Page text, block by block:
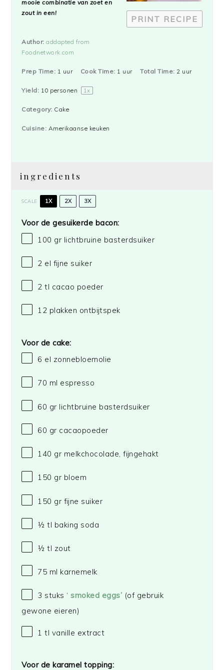
PRINT RECIPE
mooie combinatie van zoet en
zout in een!
Author: addapted from
Foodnetwork.com
Prep Time: 1 uur Cook Time: 1 uur Total Time: 2 uur
Yield: 10 personen 1x
Category: Cake
Cuisine: Amerikaanse keuken
ingredients
SCALE 1X 2X 3X
Voor de gesuikerde bacon:
100 gr lichtbruine basterdsuiker
2 el fijne suiker
2 tl cacao poeder
12 plakken ontbijtspek
Voor de cake:
6 el zonnebloemolie
70 ml espresso
60 gr lichtbruine basterdsuiker
60 gr cacaopoeder
140 gr melkchocolade, fijngehakt
150 gr bloem
150 gr fijne suiker
½ tl baking soda
½ tl zout
75 ml karnemelk
3 stuks ‘smoked eggs’ (of gebruik
gewone eieren)
1 tl vanille extract
Voor de karamel topping: